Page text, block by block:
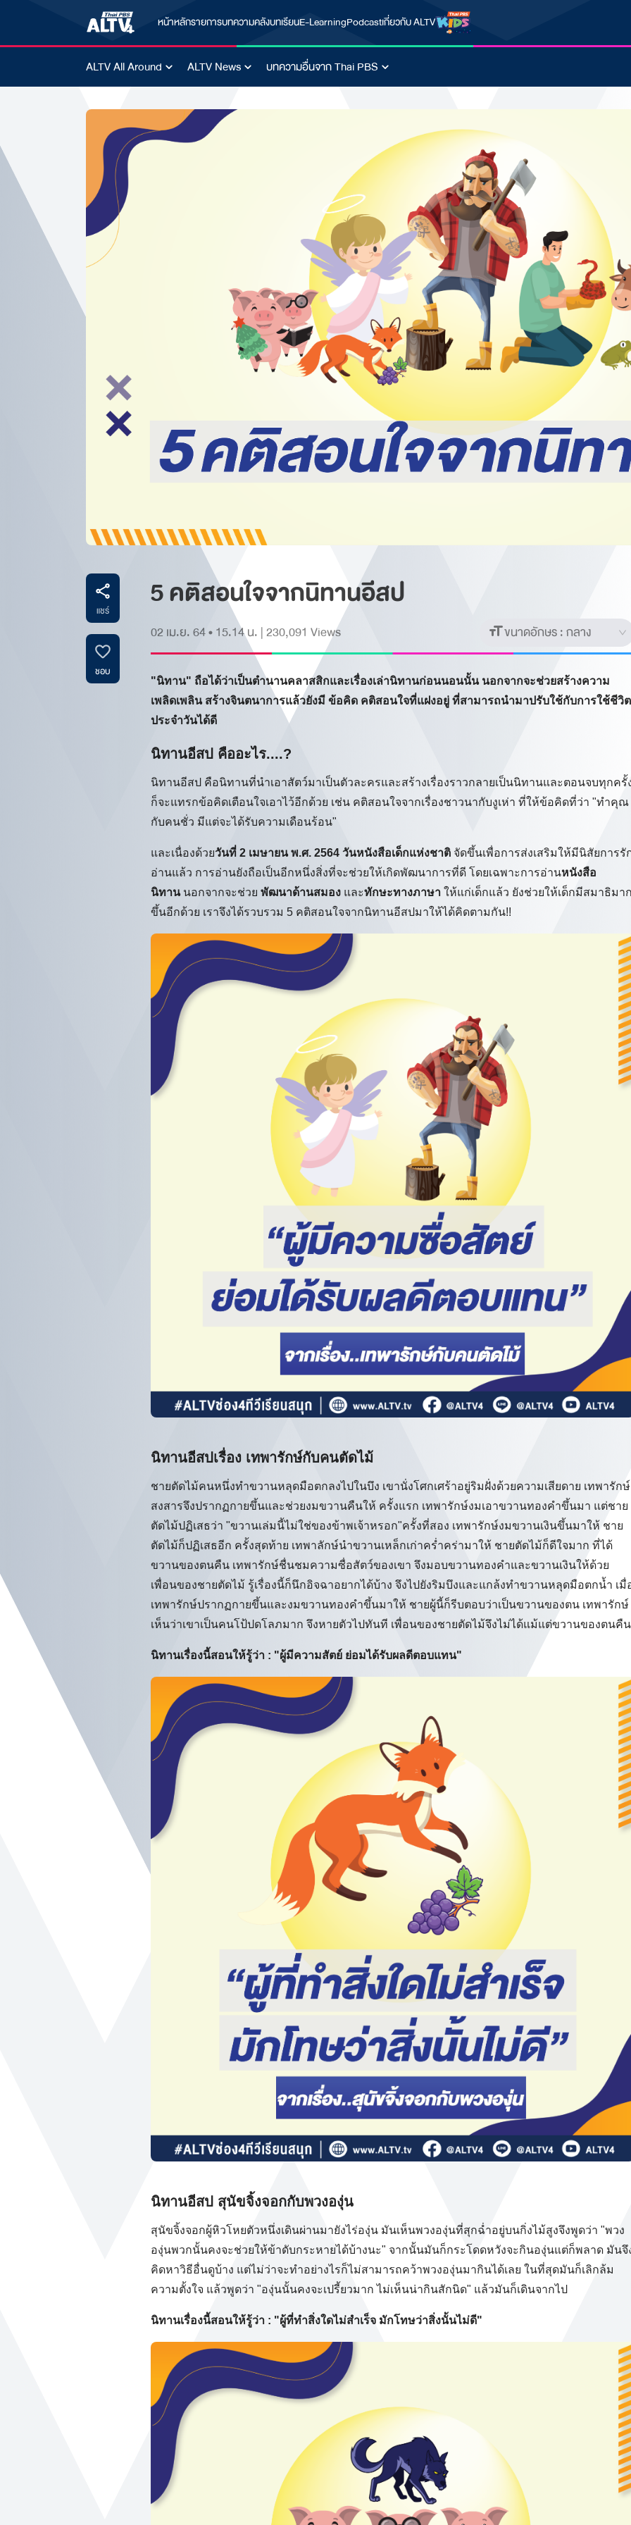
หน้าหลักรายการบทความคลังบทเรียนE-LearningPodcastเกี่ยวกับ ALTV
ALTV All Around ALTV News บทความอื่นจาก Thai PBS
แชร์
ชอบ
5 คติสอนใจจากนิทานอีสป
02 เม.ย. 64 • 15.14 น. |230,091 Views ขนาดอักษร :กลาง
"นิทาน" ถือได้ว่าเป็นตำนานคลาสสิก​และเรื่องเล่านิทานก่อนนอนนั้น นอกจากจะช่วยสร้างความ
เพลิดเพลิน​ สร้างจินตนาการ​แล้วยังมี ข้อคิด คติสอนใจที่แฝงอยู่ ที่สามารถนำมาปรับใช้กับการใช้ชีวิต
ประจําวันได้ดี
นิทานอีสป คืออะไร....?
นิทานอีสป คือนิทานที่นำเอาสัตว์มาเป็นตัวละครและสร้างเรื่องราวกลายเป็นนิทานและตอนจบทุกครั้
ก็จะแทรกข้อคิดเตือนใจเอาไว้อีกด้วย เช่น คติสอนใจจากเรื่องชาวนากับงูเห่า ที่ให้ข้อคิดที่ว่า "ทำคุณ
กับคนชั่ว มีแต่จะได้รับความเดือนร้อน"
และเนื่องด้วยวันที่ 2 เมษายน พ.ศ. 2564 วันหนังสือเด็กแห่งชาติจัดขึ้นเพื่อการส่งเสริมให้มีนิสัยการรั
อ่านแล้ว การอ่านยังถือเป็นอีกหนึ่งสิ่งที่จะช่วยให้เกิดพัฒนาการที่ดี โดยเฉพาะการอ่านหนังสือ
นิทานนอกจากจะช่วย พัฒนาด้านสมองและทักษะทางภาษาให้แก่เด็กแล้ว ยังช่วยให้เด็กมีสมาธิมา
ขึ้นอีกด้วย เราจึงได้รวบรวม 5 คติสอนใจจากนิทานอีสปมาให้ได้คิดตามกัน!!
นิทานอีสปเรื่อง เทพารักษ์กับคนตัดไม้
ชายตัดไม้คนหนึ่งทำขวานหลุดมือตกลงไปในบึง เขานั่งโศกเศร้าอยู่ริมฝั่งด้วยความเสียดาย เทพารักษ์
สงสารจึงปรากฏกายขึ้นและช่วยงมขวานคืนให้ ครั้งแรก เทพารักษ์งมเอาขวานทองคำขึ้นมา แต่ชาย
ตัดไม้ปฏิเสธว่า "ขวานเล่มนี้ไม่ใช่ของข้าพเจ้าหรอก"ครั้งที่สอง เทพารักษ์งมขวานเงินขึ้นมาให้ ชาย
ตัดไม้ก็ปฏิเสธอีก ครั้งสุดท้าย เทพาลักษ์นำขวานเหล็กเก่าคร่ำคร่ามาให้ ชายตัดไม้ก็ดีใจมาก ที่ได้
ขวานของตนคืน เทพารักษ์ชื่นชมความซื่อสัตว์ของเขา จึงมอบขวานทองคำและขวานเงินให้ด้วย
เพื่อนของชายตัดไม้ รู้เรื่องนี้ก็นึกอิจฉาอยากได้บ้าง จึงไปยังริมบึงและแกล้งทำขวานหลุดมือตกน้ำ เมื่
เทพารักษ์ปรากฏกายขึ้นและงมขวานทองคำขึ้นมาให้ ชายผู้นี้ก็รีบตอบว่าเป็นขวานของตน เทพารักษ์
เห็นว่าเขาเป็นคนโป้ปดโลภมาก จึงหายตัวไปทันที เพื่อนของชายตัดไม้จึงไม่ได้แม้แต่ขวานของตนคืน
นิทานเรื่องนี้สอนให้รู้ว่า : "ผู้มีความสัตย์ ย่อมได้รับผลดีตอบแทน"
นิทานอีสป สุนัขจิ้งจอกกับพวงองุ่น
สุนัขจิ้งจอกผู้หิวโหยตัวหนึ่งเดินผ่านมายังไร่องุ่น มันเห็นพวงองุ่นที่สุกฉ่ำอยู่บนกิ่งไม้สูงจึงพูดว่า "พวง
องุ่นพวกนั้นคงจะช่วยให้ข้าดับกระหายได้บ้างนะ" จากนั้นมันก็กระโดดหวังจะกินองุ่นแต่ก็พลาด มันจึ
คิดหาวิธีอื่นดูบ้าง แต่ไม่ว่าจะทำอย่างไรก็ไม่สามารถคว้าพวงองุ่นมากินได้เลย ในที่สุดมันก็เลิกล้ม
ความตั้งใจ แล้วพูดว่า "องุ่นนั้นคงจะเปรี้ยวมาก ไม่เห็นน่ากินสักนิด" แล้วมันก็เดินจากไป
นิทานเรื่องนี้สอนให้รู้ว่า : "ผู้ที่ทำสิ่งใดไม่สำเร็จ มักโทษว่าสิ่งนั้นไม่ดี"